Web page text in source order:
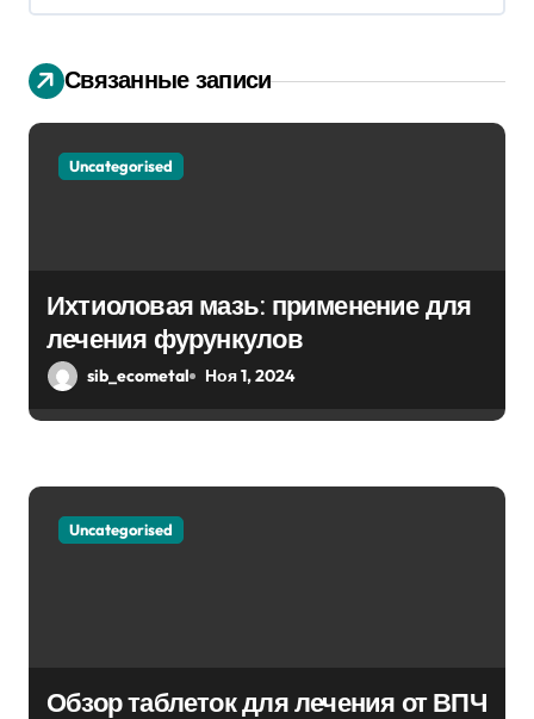
ц
и
я
п
и
Связанные записи
Uncategorised
Ихтиоловая мазь: применение для
лечения фурункулов
sib_ecometal Ноя 1, 2024
Uncategorised
Обзор таблеток для лечения от ВПЧ